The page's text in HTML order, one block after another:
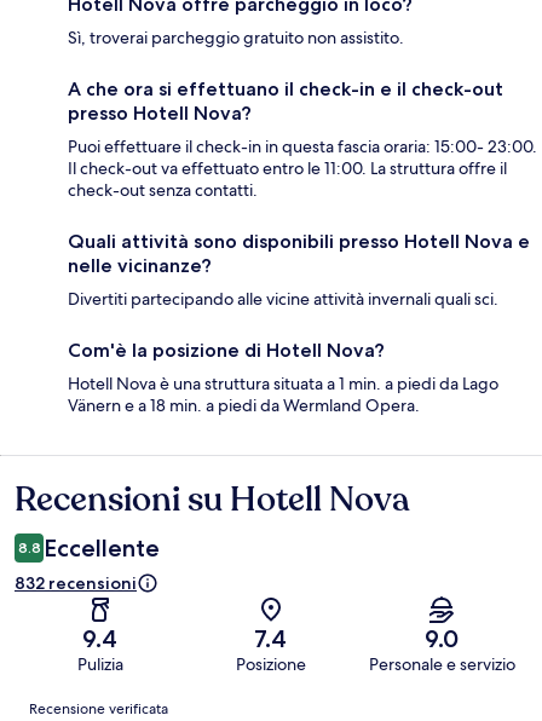
Sì, troverai parcheggio gratuito non assistito.
A che ora si effettuano il check-in e il check-out
presso Hotell Nova?
Puoi effettuare il check-in in questa fascia oraria: 15:00- 23:00.
Il check-out va effettuato entro le 11:00. La struttura offre il
check-out senza contatti.
Quali attività sono disponibili presso Hotell Nova e
nelle vicinanze?
Divertiti partecipando alle vicine attività invernali quali sci.
Com'è la posizione di Hotell Nova?
Hotell Nova è una struttura situata a 1 min. a piedi da Lago
Vänern e a 18 min. a piedi da Wermland Opera.
Recensioni
Recensioni su Hotell Nova
8.8 Eccellente
832 recensioni
9.4
Pulizia
7.4
Posizione
9.0
Personale e servizio
Recensioni
Recensione verificata